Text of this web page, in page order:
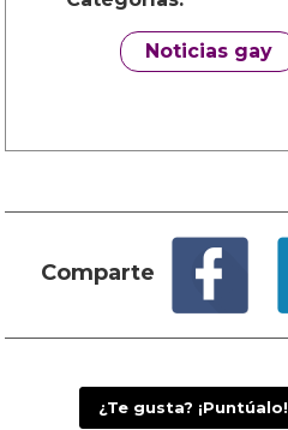
Noticias gay
Comparte
¿Te gusta? ¡Puntúalo!